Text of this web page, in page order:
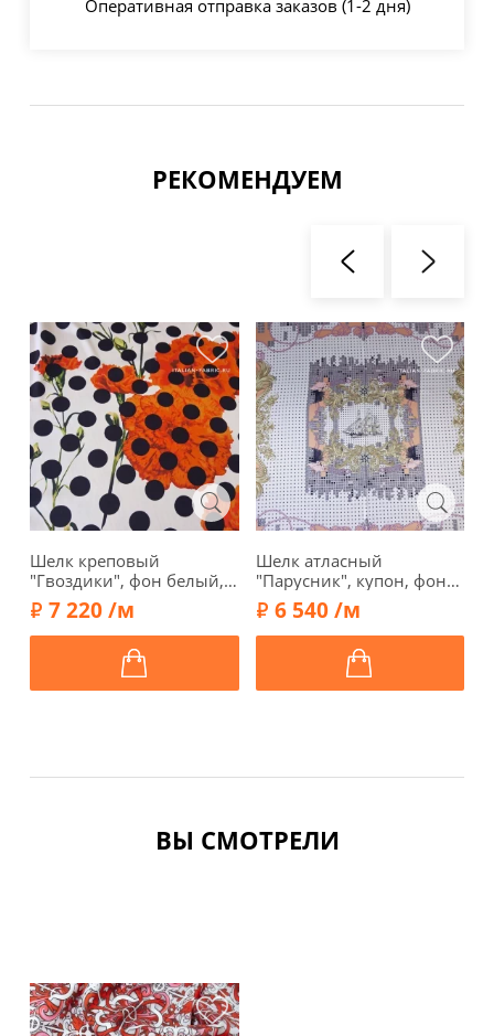
Оперативная отправка заказов (1-2 дня)
РЕКОМЕНДУЕМ
Шелк креповый
"Гвоздики", фон белый,
00702-1
7 220 /м
Шелк атласный
"Парусник", купон, фон
белый, 67719к
6 540 /м
ВЫ СМОТРЕЛИ